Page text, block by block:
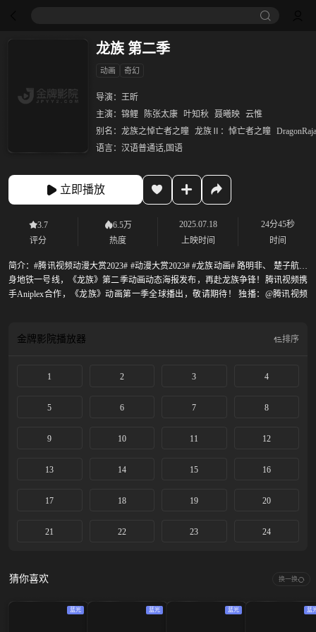
龙族 第二季
动画 奇幻
导演： 王昕
主演： 锦鲤 陈张太康 叶知秋 聂曦映 云惟
别名： 龙族之悼亡者之瞳 龙族Ⅱ：悼亡者之瞳
语言： 汉语普通话,国语
立即播放
3.7
评分
6.5万
热度
2025.07.18
上映时间
24分45秒
时间
简介：#腾讯视频动漫大赏2023# #动漫大赏2023# #龙族动画# 路明非、 楚子航现
身地铁一号线，《龙族》第二季动画动态海报发布，再赴龙族争锋！腾讯视频携
手Aniplex合作，《龙族》动画第一季全球播出，敬请期待！ 独播：@腾讯视频
金牌影院播放器 排序
1 2 3 4
5 6 7 8
9 10 11 12
13 14 15 16
17 18 19 20
21 22 23 24
猜你喜欢 换一换
蓝光 蓝光 蓝光 蓝